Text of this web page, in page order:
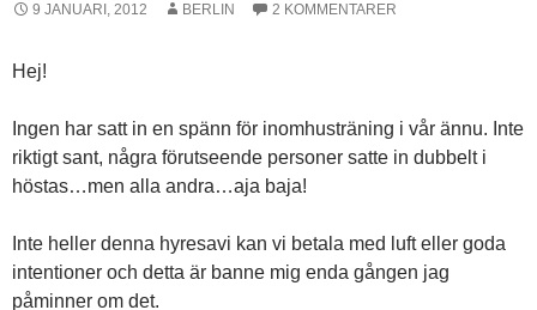
9 JANUARI, 2012 BERLIN 2 KOMMENTARER
Hej!
Ingen har satt in en spänn för inomhusträning i vår ännu. Inte
riktigt sant, några förutseende personer satte in dubbelt i
höstas…men alla andra…aja baja!
Inte heller denna hyresavi kan vi betala med luft eller goda
intentioner och detta är banne mig enda gången jag
påminner om det.